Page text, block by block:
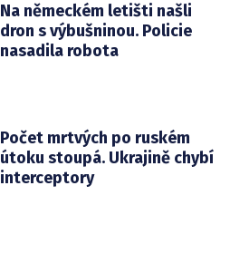
Na německém letišti našli
dron s výbušninou. Policie
nasadila robota
Počet mrtvých po ruském
útoku stoupá. Ukrajině chybí
interceptory